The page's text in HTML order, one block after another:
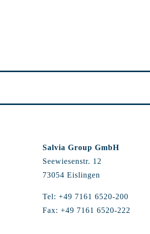
Salvia Group GmbH
Seewiesenstr. 12
73054 Eislingen
Tel: +49 7161 6520-200
Fax: +49 7161 6520-222